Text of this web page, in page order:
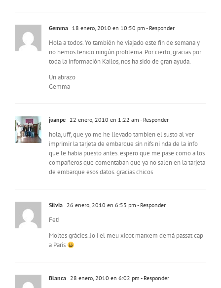
Gemma 18 enero, 2010 en 10:50 pm - Responder
Hola a todos. Yo también he viajado este fin de semana y
no hemos tenido ningún problema. Por cierto, gracias por
toda la información Kailos, nos ha sido de gran ayuda.
Un abrazo
Gemma
juanpe 22 enero, 2010 en 1:22 am - Responder
hola, uff, que yo me he llevado tambien el susto al ver
imprimir la tarjeta de embarque sin nifs ni nda de la info
que le habia puesto antes. espero que me pase como a los
compañeros que comentaban que ya no salen en la tarjeta
de embarque esos datos. gracias chicos
Sílvia 26 enero, 2010 en 6:53 pm - Responder
Fet!
Moltes gràcies. Jo i el meu xicot marxem demà passat cap
a París
Blanca 28 enero, 2010 en 6:02 pm - Responder